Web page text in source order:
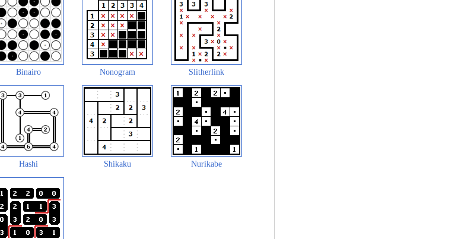
Binairo Nonogram Slitherlink
Hashi Shikaku Nurikabe